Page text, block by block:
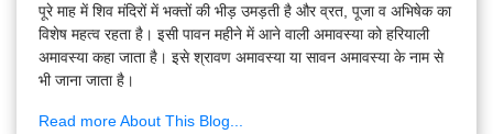
पूरे माह में शिव मंदिरों में भक्तों की भीड़ उमड़ती है और व्रत, पूजा व अभिषेक का
विशेष महत्व रहता है। इसी पावन महीने में आने वाली अमावस्या को हरियाली
अमावस्या कहा जाता है। इसे श्रावण अमावस्या या सावन अमावस्या के नाम से
भी जाना जाता है।
Read more About This Blog...